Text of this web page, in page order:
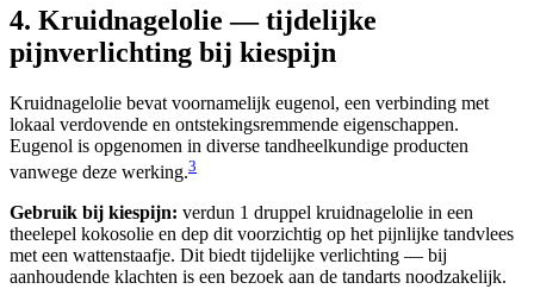
4. Kruidnagelolie — tijdelijke
pijnverlichting bij kiespijn
Kruidnagelolie bevat voornamelijk eugenol, een verbinding met
lokaal verdovende en ontstekingsremmende eigenschappen.
Eugenol is opgenomen in diverse tandheelkundige producten
vanwege deze werking.3
Gebruik bij kiespijn: verdun 1 druppel kruidnagelolie in een
theelepel kokosolie en dep dit voorzichtig op het pijnlijke tandvlees
met een wattenstaafje. Dit biedt tijdelijke verlichting — bij
aanhoudende klachten is een bezoek aan de tandarts noodzakelijk.